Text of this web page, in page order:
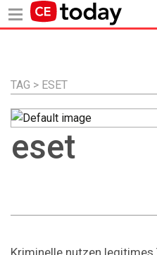
Inhalt
TAG > ESET
eset